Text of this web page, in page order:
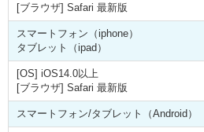
[ブラウザ] Safari 最新版
スマートフォン（iphone）
タブレット（ipad）
[OS] iOS14.0以上
[ブラウザ] Safari 最新版
スマートフォン/タブレット（Android）